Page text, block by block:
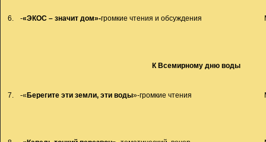
6. -«ЭКОС – значит дом»-громкие чтения и обсуждения
К Всемирному дню воды
7. -« Берегите эти земли, эти воды»-громкие чтения